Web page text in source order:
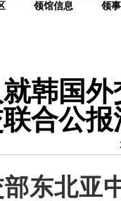
领馆信息 领
韩国
合公
东北亚